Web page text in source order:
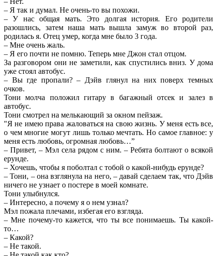
– Я так и думал. Не очень-то вы похожи.
– У нас общая мать. Это долгая история. Его родители
разошлись, затем наша мать вышла замуж во второй раз,
родилась я. Отец умер, когда мне было 3 года.
– Мне очень жаль.
– Я его почти не помню. Теперь мне Джон стал отцом.
За разговором они не заметили, как спустились вниз. У дома
уже стоял автобус.
– Вы где пропали? – Дэйв глянул на них поверх темных
очков.
Тони молча положил гитару в багажный отсек и залез в
автобус.
Тони смотрел на мелькающий за окном пейзаж.
"Я не имею права жаловаться на свою жизнь. У меня есть все,
о чем многие могут лишь только мечтать. Но самое главное: у
меня есть любовь, огромная любовь…”
– Привет, – Мэл села рядом с ним. – Ребята болтают о всякой
ерунде.
– Хочешь, чтобы я поболтал с тобой о какой-нибудь ерунде?
– Тони, – она взглянула на него, – давай сделаем так, что Дэйв
ничего не узнает о постере в моей комнате.
Тони улыбнулся.
– Интересно, а почему я о нем узнал?
Мэл пожала плечами, избегая его взгляда.
– Мне почему-то кажется, что ты все понимаешь. Ты какой-
то…
– Какой?
– Не такой.